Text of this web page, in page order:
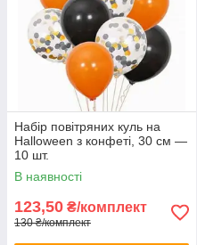
Набір повітряних куль на
Halloween з конфеті, 30 см —
10 шт.
В наявності
123,50 ₴/комплект
130 ₴/комплект